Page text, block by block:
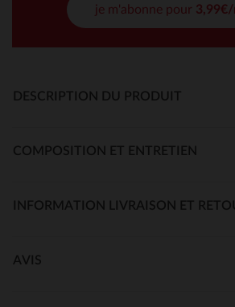
je m'abonne pour 3,99€/
DESCRIPTION DU PRODUIT
COMPOSITION ET ENTRETIEN
INFORMATION LIVRAISON ET
AVIS